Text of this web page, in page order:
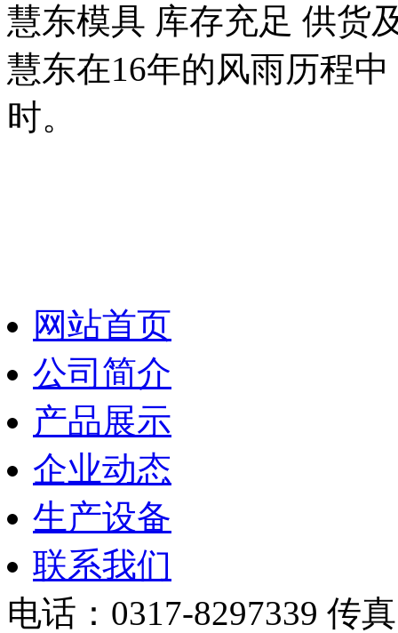
慧东模具 库存充足 供货
慧东在16年的风雨历程
时。
网站首页
公司简介
产品展示
企业动态
生产设备
联系我们
电话：0317-8297339 传